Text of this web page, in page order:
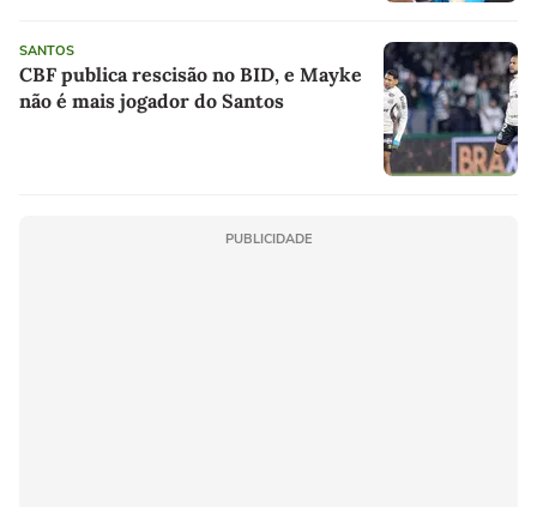
SANTOS
CBF publica rescisão no BID, e Mayke
não é mais jogador do Santos
PUBLICIDADE